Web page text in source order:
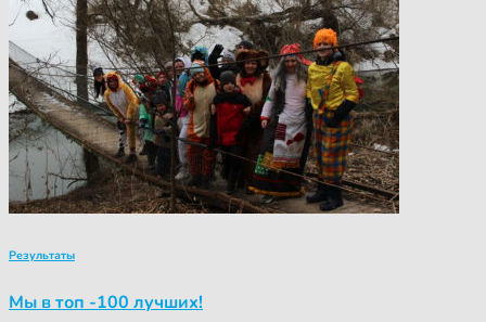
Результаты
Мы в топ -100 лучших!